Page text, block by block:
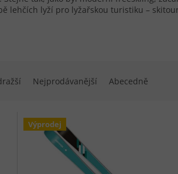
lehčích lyží pro lyžařskou turistiku –
Nejprodávanější Abecedně
Výprodej